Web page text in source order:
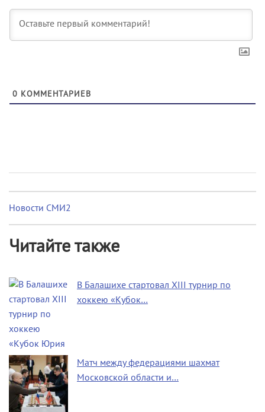
0 КОММЕНТАРИЕВ
Новости СМИ2
Читайте также
В Балашихе стартовал XIII турнир по
хоккею «Кубок…
Матч между федерациями шахмат
Московской области и…